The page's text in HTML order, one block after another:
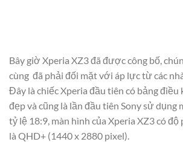
Bây giờ Xperia XZ3 đã được công bố,
cùng đã phải đối mặt với áp lực từ các
Đây là chiếc Xperia đầu tiên có bảng điều
đẹp và cũng là lần đầu tiên Sony sử dụng
tỷ lệ 18:9, màn hình của Xperia XZ3 có độ
là QHD+ (1440 x 2880 pixel).